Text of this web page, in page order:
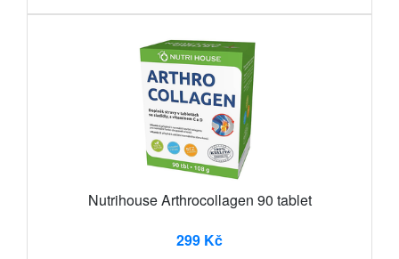
Nutrihouse Arthrocollagen 90 tablet
299 Kč